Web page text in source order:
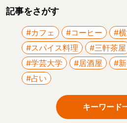
記事をさがす
#カフェ #コーヒー #
#スパイス料理
#三軒茶屋
#学芸大学
#居酒屋 #
#占い
キーワード